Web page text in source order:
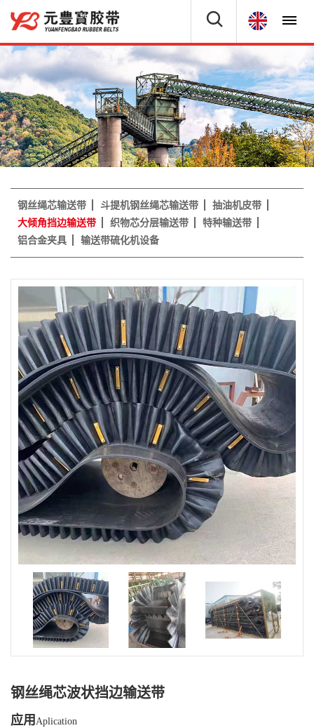
钢丝绳芯输送带 斗提机钢丝绳芯输送带
抽油机皮带
大倾角挡边输送带
织物芯分层输送带
特种输送带
铝合金夹具
输送带硫化机设备
钢丝绳芯波状挡边输送带
应用 Aplication